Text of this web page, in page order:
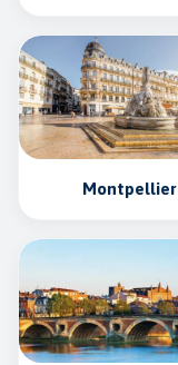
Montpellier